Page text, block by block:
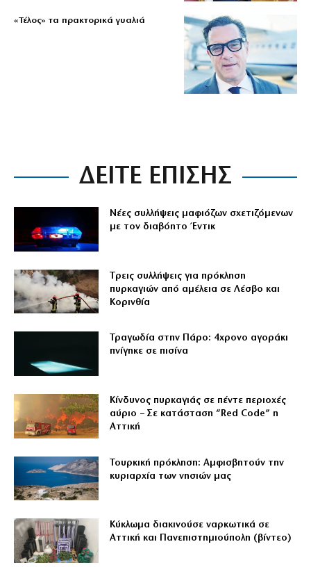
«Τέλος» τα πρακτορικά γυαλιά
ΔΕΙΤΕ ΕΠΙΣΗΣ
Νέες συλλήψεις μαφιόζων σχετιζόμενων
με τον διαβόητο Έντικ
Tρεις συλλήψεις για πρόκληση
πυρκαγιών από αμέλεια σε Λέσβο και
Κορινθία
Τραγωδία στην Πάρο: 4χρονο αγοράκι
πνίγηκε σε πισίνα
Κίνδυνος πυρκαγιάς σε πέντε περιοχές
αύριο – Σε κατάσταση “Red Code” η
Αττική
Τουρκική πρόκληση: Αμφισβητούν την
κυριαρχία των νησιών μας
Κύκλωμα διακινούσε ναρκωτικά σε
Αττική και Πανεπιστημιούπολη (βίντεο)